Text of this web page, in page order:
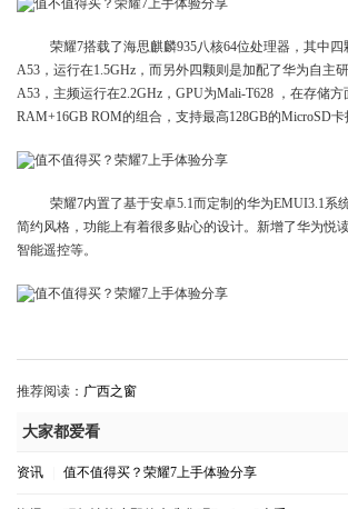
荣耀7搭载了海思麒麟935八核64位处理器，其中
A53，运行在1.5GHz，而另外四颗则是加配了华为自主
A53，主频运行在2.2GHz，GPU为Mali-T628 ，在存储
RAM+16GB ROM的组合，支持最高128GB的MicroSD卡
荣耀7内置了基于安卓5.1而定制的华为EMUI3.1系
简约风格，功能上有着很多贴心的设计。新增了华为悦
智能遥控等。
推荐阅读： 广西之窗
大家都爱看
资讯 值不值得买？荣耀7上手体验分享